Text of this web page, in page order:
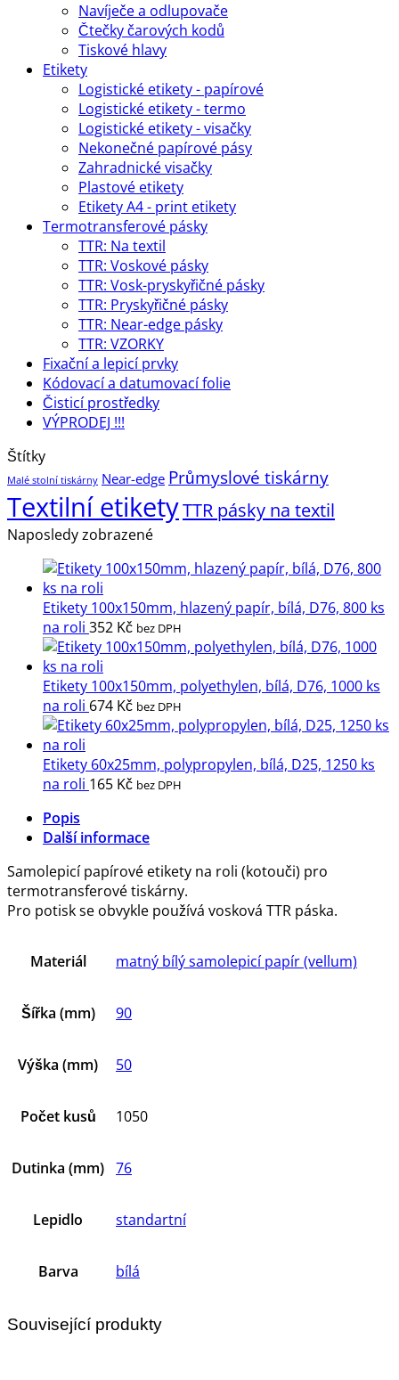
Navíječe a odlupovače
Čtečky čarových kodů
Tiskové hlavy
Etikety
Logistické etikety - papírové
Logistické etikety - termo
Logistické etikety - visačky
Nekonečné papírové pásy
Zahradnické visačky
Plastové etikety
Etikety A4 - print etikety
Termotransferové pásky
TTR: Na textil
TTR: Voskové pásky
TTR: Vosk-pryskyřičné pásky
TTR: Pryskyřičné pásky
TTR: Near-edge pásky
TTR: VZORKY
Fixační a lepicí prvky
Kódovací a datumovací folie
Čisticí prostředky
VÝPRODEJ !!!
Štítky
Malé stolní tiskárny Near-edge Průmyslové tiskárny
Textilní etiketyTTR pásky na textil
Naposledy zobrazené
Etikety 100x150mm, hlazený papír, bílá, D76, 800 ks
na roli 352 Kč bez DPH
Etikety 100x150mm, polyethylen, bílá, D76, 1000 ks
na roli 674 Kč bez DPH
Etikety 60x25mm, polypropylen, bílá, D25, 1250 ks
na roli 165 Kč bez DPH
Popis
Další informace
Samolepicí papírové etikety na roli (kotouči) pro
termotransferové tiskárny.
Pro potisk se obvykle používá vosková TTR páska.
Materiál matný bílý samolepicí papír (vellum)
Šířka (mm) 90
Výška (mm) 50
Počet kusů 1050
Dutinka (mm) 76
Lepidlo standartní
Barva bílá
Související produkty